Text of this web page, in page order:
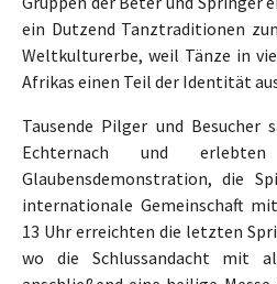
ein Dutzend Tanztraditionen
Weltkulturerbe, weil Tänze in
Afrikas einen Teil der Identität
Tausende Pilger und Besucher
Echternach und
Glaubensdemonstration, die
internationale Gemeinschaft
13 Uhr erreichten die letzten
wo die Schlussandacht mit